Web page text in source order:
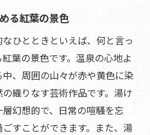
る紅葉の景色
ひとときといえば、何と言っ
葉の景色です。温泉の心地よ
、周囲の山々が赤や黄色に染
織りなす芸術作品です。湯け
幻想的で、日常の喧騒を忘
すことができます。また、湯